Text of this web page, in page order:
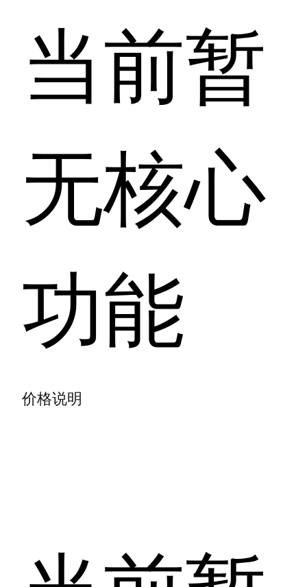
当前暂
无核心
功能
价格说明